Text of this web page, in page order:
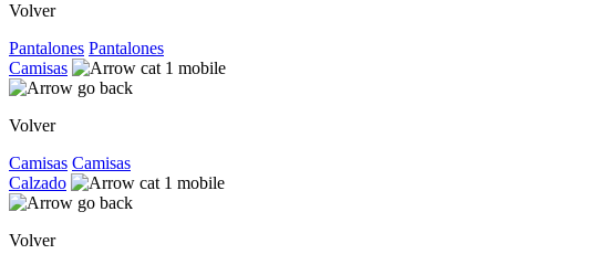
Volver
Pantalones Pantalones
Camisas
Volver
Camisas Camisas
Calzado
Volver